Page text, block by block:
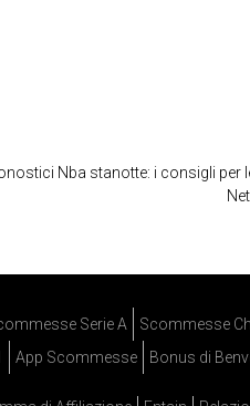
Nba stanotte: i consigli per
Serie A Scommesse
App Scommesse Bonus di